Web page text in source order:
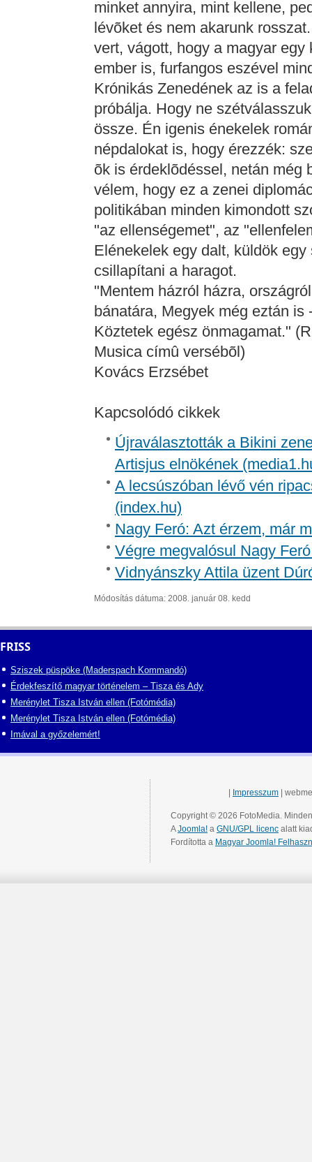
minket annyira, mint kellene,
lévõket és nem akarunk
vert, vágott, hogy a magyar
ember is, furfangos eszével
Krónikás Zenedének az is a
próbálja. Hogy ne
össze. Én igenis énekelek
népdalokat is, hogy érezzék:
õk is érdeklõdéssel, netán még
vélem, hogy ez a zenei
politikában minden kimondott
"az ellenségemet", az
Elénekelek egy dalt, küldök
csillapítani a haragot.
"Mentem házról házra,
bánatára, Megyek még eztán
Köztetek egész önmagamat."
Musica címû versébõl)
Kovács Erzsébet
Kapcsolódó cikkek
Újraválasztották a Bikini
Artisjus elnökének
A lecsúszóban lévő vén
(index.hu)
Nagy Feró: Azt érzem, már
Végre megvalósul Nagy
Vidnyánszky Attila üzent
Módosítás dátuma: 2008. január 08. kedd
FRISS
Sziszek püspöke (Maderspach Kommandó)
Érdekfeszítő magyar történelem – Tisza és Ady
Merénylet Tisza István ellen (Fotómédia)
Merénylet Tisza István ellen (Fotómédia)
Imával a győzelemért!
Impresszum |
Copyright © 2026 FotoMedia.
AJoomla! a GNU/GPL licenc alatt
Fordította a Magyar Joomla!